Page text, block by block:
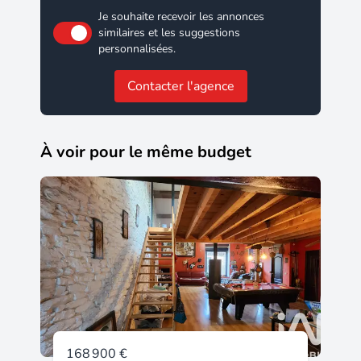
Je souhaite recevoir les annonces
similaires et les suggestions
personnalisées.
Contacter l'agence
À voir pour le même budget
168 900 €